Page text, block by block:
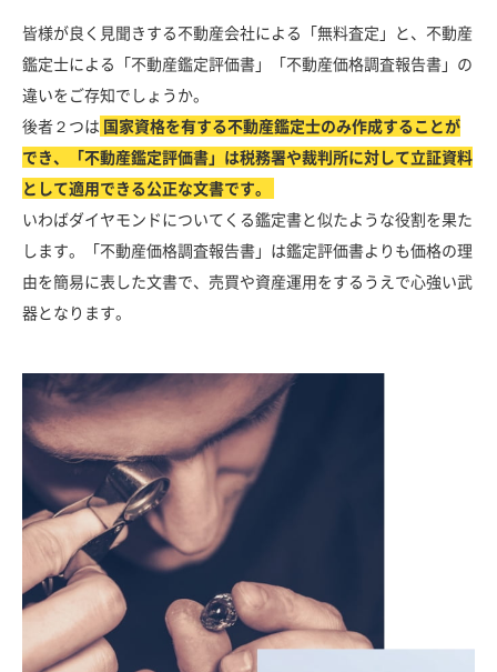
皆様が良く見聞きする不動産会社による「無料査定」と、不動産
鑑定士による「不動産鑑定評価書」「不動産価格調査報告書」の
違いをご存知でしょうか。
後者２つは 国家資格を有する不動産鑑定士のみ作成することが
でき、「不動産鑑定評価書」は税務署や裁判所に対して立証資料
として適用できる公正な文書です。
いわばダイヤモンドについてくる鑑定書と似たような役割を果た
します。「不動産価格調査報告書」は鑑定評価書よりも価格の理
由を簡易に表した文書で、売買や資産運用をするうえで心強い武
器となります。